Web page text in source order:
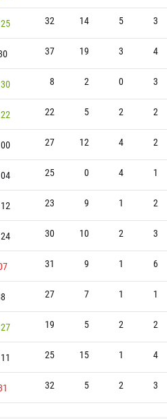
32 14 5 3
37 19 3 4
8 2 0 3
22 5 2 2
27 12 4 2
25 0 4 1
23 9 1 2
30 10 2 3
31 9 1 6
27 7 1 1
19 5 2 2
25 15 1 4
32 5 2 3